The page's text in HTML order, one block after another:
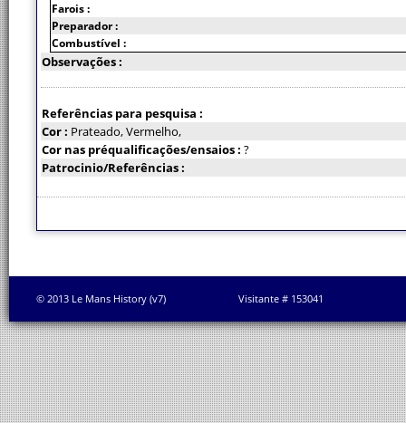
Farois :
Preparador :
Combustível :
Observações :
Referências para pesquisa :
Cor : Prateado, Vermelho,
Cor nas préqualificações/ensaios : ?
Patrocinio/Referências :
© 2013 Le Mans History (v7) Visitante # 153041